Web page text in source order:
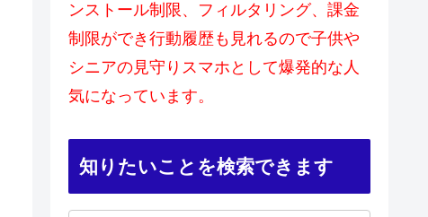
ンストール制限、フィルタリング、課金
制限ができ行動履歴も見れるので子供や
シニアの見守りスマホとして爆発的な人
気になっています。
知りたいことを検索できます